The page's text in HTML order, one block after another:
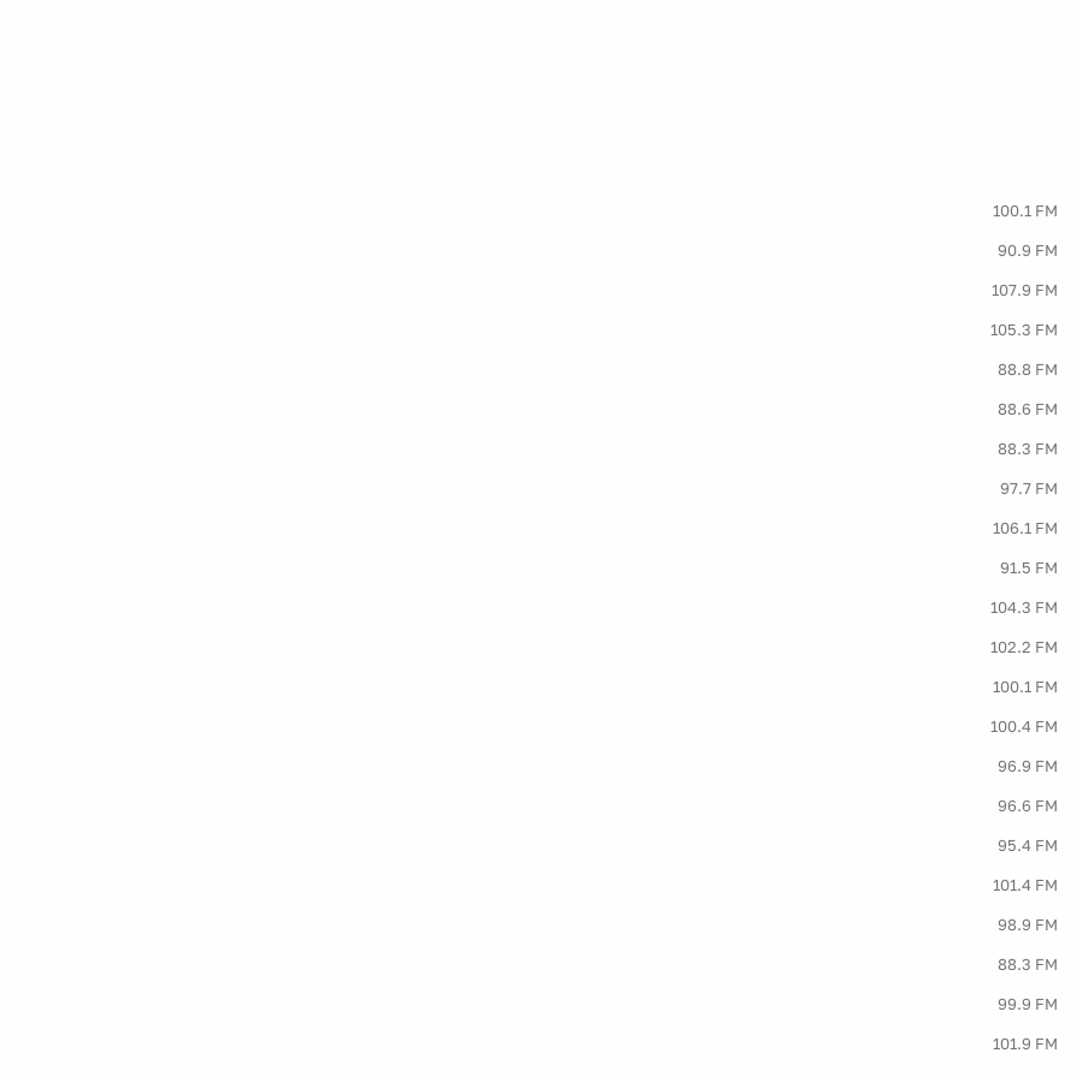
100.1 FM
90.9 FM
107.9 FM
105.3 FM
88.8 FM
88.6 FM
88.3 FM
97.7 FM
106.1 FM
91.5 FM
104.3 FM
102.2 FM
100.1 FM
100.4 FM
96.9 FM
96.6 FM
95.4 FM
101.4 FM
98.9 FM
88.3 FM
99.9 FM
101.9 FM